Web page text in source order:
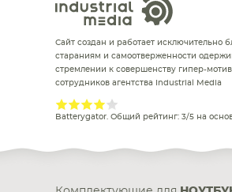
Сайт создан и работает исключительно
стараниям и самоотверженности
стремлении к совершенству гипер-
сотрудников агентства Industrial Media
Batterygator. Общий рейтинг: 3/5 на